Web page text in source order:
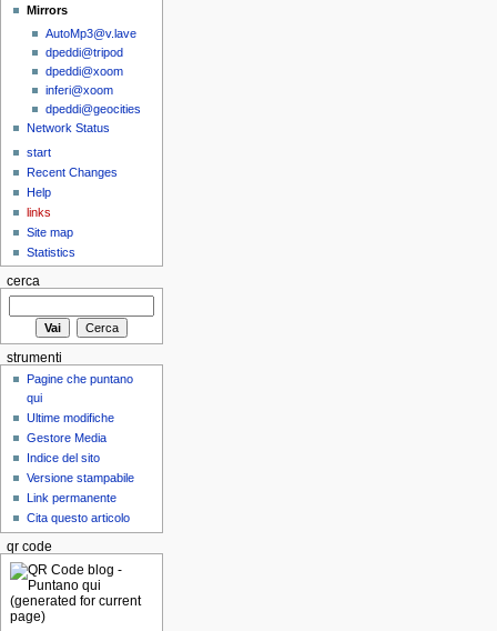
Mirrors
AutoMp3@v.lave
dpeddi@tripod
dpeddi@xoom
inferi@xoom
dpeddi@geocities
Network Status
start
Recent Changes
Help
links
Site map
Statistics
cerca
strumenti
Pagine che puntano
qui
Ultime modifiche
Gestore Media
Indice del sito
Versione stampabile
Link permanente
Cita questo articolo
qr code